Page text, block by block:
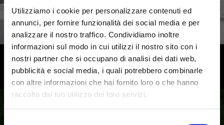
Utilizziamo i cookie per personalizzare contenuti ed
annunci, per fornire funzionalità dei social media e per
analizzare il nostro traffico. Condividiamo inoltre
informazioni sul modo in cui utilizzi il nostro sito con i
nostri partner che si occupano di analisi dei dati web,
pubblicità e social media, i quali potrebbero combinarle
con altre informazioni che hai fornito loro o che hanno
raccolto dal tuo utilizzo dei loro servizi.
Saperne di più
Alto Adige: vivi le bellezze del
territorio da una posizione
privilegiata